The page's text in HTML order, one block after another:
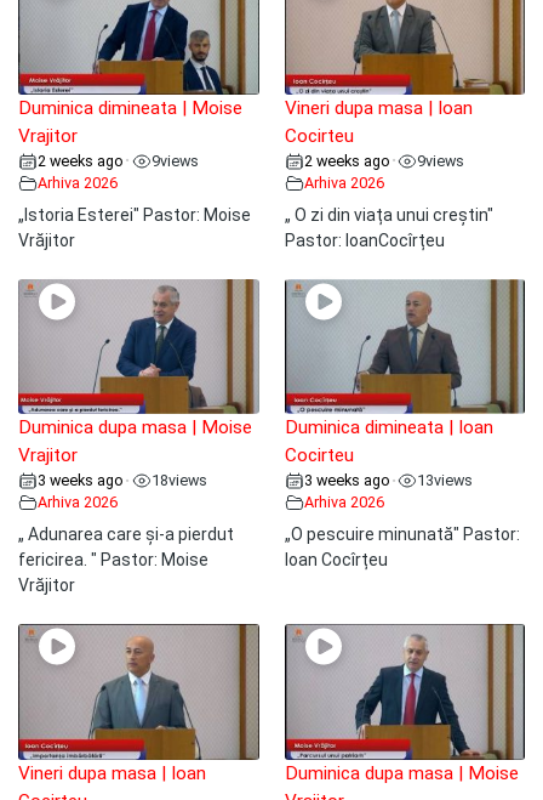
Duminica dimineata | Moise
Vrajitor
2 weeks ago • 9views
Arhiva 2026
„Istoria Esterei" Pastor: Moise
Vrăjitor
Vineri dupa masa | Ioan
Cocirteu
2 weeks ago • 9views
Arhiva 2026
„ O zi din viața unui creștin"
Pastor: IoanCocîrțeu
Duminica dupa masa | Moise
Vrajitor
3 weeks ago • 18views
Arhiva 2026
„ Adunarea care și-a pierdut
fericirea. " Pastor: Moise
Vrăjitor
Duminica dimineata | Ioan
Cocirteu
3 weeks ago • 13views
Arhiva 2026
„O pescuire minunată" Pastor:
Ioan Cocîrțeu
Vineri dupa masa | Ioan
Duminica dupa masa | Moise